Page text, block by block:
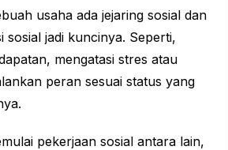
usaha ada jejaring sosial dan
sosial jadi kuncinya. Seperti,
mengatasi stres atau
peran sesuai status yang
pekerjaan sosial antara lain,